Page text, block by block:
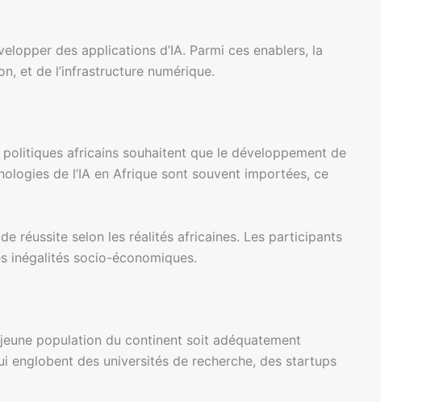
des applications d’IA. Parmi ces enablers, la
et de l’infrastructure numérique.
africains souhaitent que le développement de
de l’IA en Afrique sont souvent importées, ce
réussite selon les réalités africaines. Les participants
inégalités socio-économiques.
population du continent soit adéquatement
englobent des universités de recherche, des startups